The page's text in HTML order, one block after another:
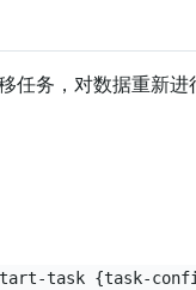
任务，对数据重新进
task {task-